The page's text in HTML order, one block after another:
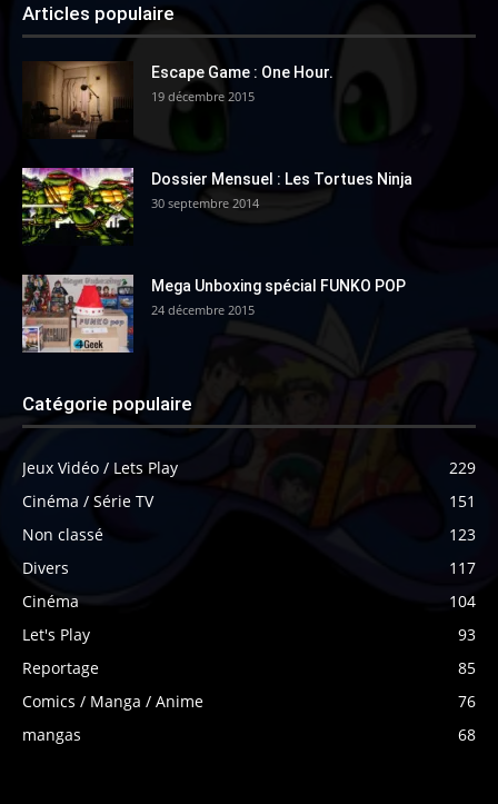
Articles populaire
Escape Game : One Hour.
19 décembre 2015
Dossier Mensuel : Les Tortues Ninja
30 septembre 2014
Mega Unboxing spécial FUNKO POP
24 décembre 2015
Catégorie populaire
Jeux Vidéo / Lets Play
229
Cinéma / Série TV
151
Non classé
123
Divers
117
Cinéma
104
Let's Play
93
Reportage
85
Comics / Manga / Anime
76
mangas
68